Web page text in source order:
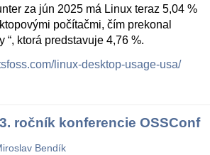
za jún 2025 má Linux teraz 5,04 %
počítačmi, čím prekonal
“, ktorá predstavuje 4,76 %.
linux-desktop-usage-usa/
ročník konferencie OSSConf
Bendík